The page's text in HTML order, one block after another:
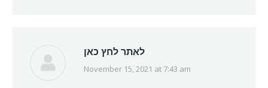
לאתר לחץ כאן
says:
November 15, 2021 at 7:43 am